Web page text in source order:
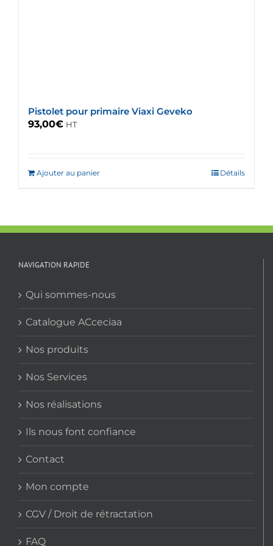
Pistolet pour primaire Viaxi Geveko
93,00€ HT
Ajouter au panier Détails
NAVIGATION RAPIDE
Qui sommes-nous
Catalogue ACceciaa
Nos produits
Nos Services
Nos réalisations
Ils nous font confiance
Contact
Mon compte
CGV / Droit de rétractation
FAQ